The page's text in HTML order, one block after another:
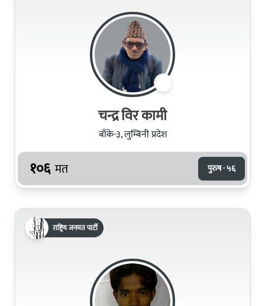
चन्द्र विर कामी
बाँके-३, लुम्बिनी प्रदेश
१०६ मत पुरुष · ५६
राष्ट्रिय जनमत पार्टी